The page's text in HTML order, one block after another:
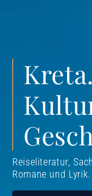
Kreta.
Reiseliteratur,
Romane und Lyrik.